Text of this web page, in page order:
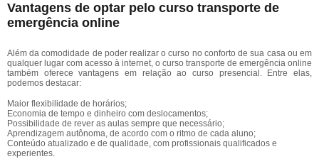
Vantagens de optar pelo curso transporte de
emergência online
Além da comodidade de poder realizar o curso no conforto de sua casa ou em
qualquer lugar com acesso à internet, o curso transporte de emergência online
também oferece vantagens em relação ao curso presencial. Entre elas,
podemos destacar:
Maior flexibilidade de horários;
Economia de tempo e dinheiro com deslocamentos;
Possibilidade de rever as aulas sempre que necessário;
Aprendizagem autônoma, de acordo com o ritmo de cada aluno;
Conteúdo atualizado e de qualidade, com profissionais qualificados e
experientes.